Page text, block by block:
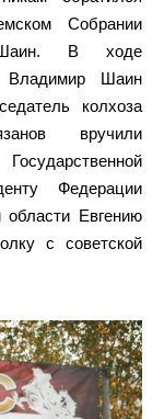
Собрании
Шаин. В ходе
Владимир Шаин
колхоза
вручили
Федерации
области Евгению
с советской